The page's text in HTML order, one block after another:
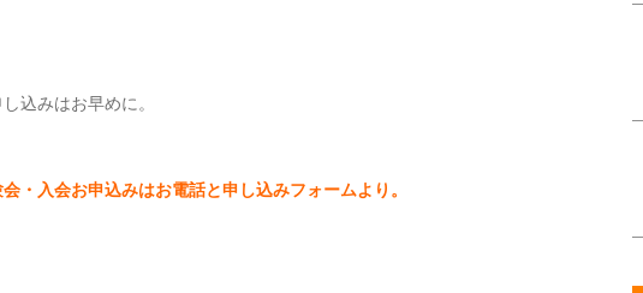
込みはお早めに。
・入会お申込みはお電話と申し込みフォームより。